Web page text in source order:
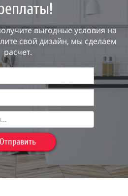
выгодные условия на
свой дизайн, мы сделаем
расчет.
Отправить